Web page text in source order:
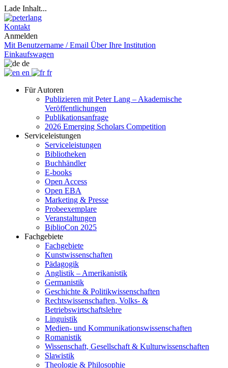
Lade Inhalt...
Kontakt
Anmelden
Mit Benutzername / Email Über Ihre Institution
Einkaufswagen
de
en
fr
Für Autoren
Publizieren mit Peter Lang – Akademische
Veröffentlichungen
Publikationsanfrage
2026 Emerging Scholars Competition
Serviceleistungen
Serviceleistungen
Bibliotheken
Buchhändler
E-books
Open Access
Open EBA
Marketing & Presse
Probeexemplare
Veranstaltungen
BiblioCon 2025
Fachgebiete
Fachgebiete
Kunstwissenschaften
Pädagogik
Anglistik – Amerikanistik
Germanistik
Geschichte & Politikwissenschaften
Rechtswissenschaften, Volks- &
Betriebswirtschaftslehre
Linguistik
Medien- und Kommunikationswissenschaften
Romanistik
Wissenschaft, Gesellschaft & Kulturwissenschaften
Slawistik
Theologie & Philosophie